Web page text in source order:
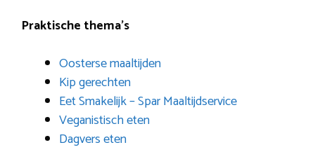
Praktische thema’s
Oosterse maaltijden
Kip gerechten
Eet Smakelijk – Spar Maaltijdservice
Veganistisch eten
Dagvers eten